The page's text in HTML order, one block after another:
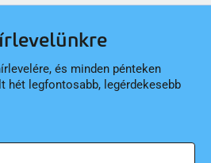
és minden pénteken
hét legfontosabb, legérdekesebb